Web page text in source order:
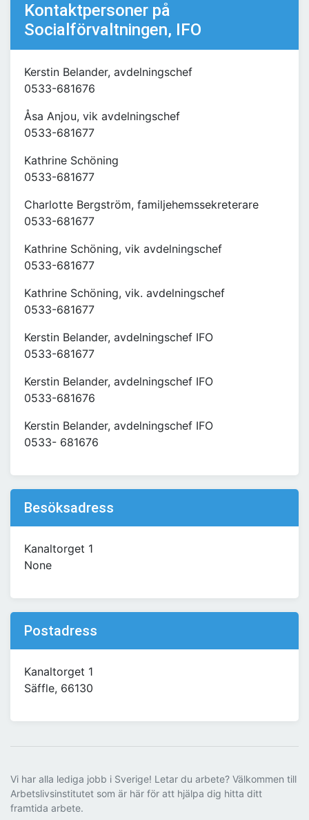
Kontaktpersoner på
Socialförvaltningen, IFO
Kerstin Belander, avdelningschef
0533-681676
Åsa Anjou, vik avdelningschef
0533-681677
Kathrine Schöning
0533-681677
Charlotte Bergström, familjehemssekreterare
0533-681677
Kathrine Schöning, vik avdelningschef
0533-681677
Kathrine Schöning, vik. avdelningschef
0533-681677
Kerstin Belander, avdelningschef IFO
0533-681677
Kerstin Belander, avdelningschef IFO
0533-681676
Kerstin Belander, avdelningschef IFO
0533- 681676
Besöksadress
Kanaltorget 1
None
Postadress
Kanaltorget 1
Säffle, 66130
Vi har alla lediga jobb i Sverige! Letar du arbete? Välkommen till
Arbetslivsinstitutet som är här för att hjälpa dig hitta ditt
framtida arbete.